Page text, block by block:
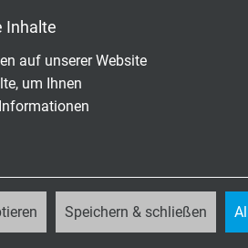
Inhalte
auf unserer Website
um Ihnen
Speichern & schließen